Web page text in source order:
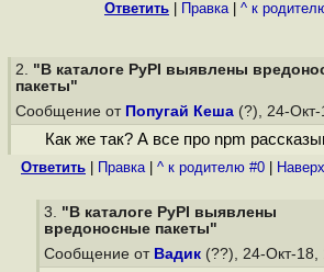
Ответить Правка| ^ к
2. "В каталоге PyPI выявлены
пакеты"
Сообщение от Попугай Кеша (?), 24-
Как же так? А все про npm
Ответить Правка| ^ к родителю #0 Наверх
3. "В каталоге PyPI выявлены
вредоносные пакеты"
Сообщение от Вадик (??), 24-Окт-18,